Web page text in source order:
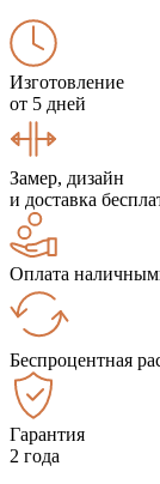
Изготовление
от 5 дней
Замер, дизайн
и доставка
Оплата
Беспроцентная
Гарантия
2 года